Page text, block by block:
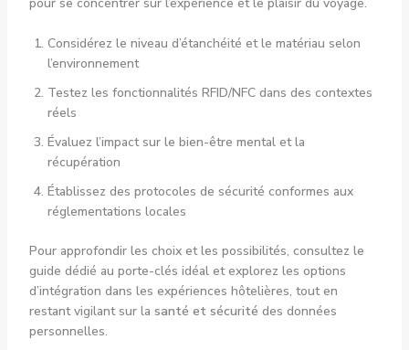
Considérez le niveau d’étanchéité et le matériau selon
l’environnement
Testez les fonctionnalités RFID/NFC dans des contextes
réels
Évaluez l’impact sur le bien-être mental et la
récupération
Établissez des protocoles de sécurité conformes aux
réglementations locales
Pour approfondir les choix et les possibilités, consultez le
guide dédié au porte-clés idéal et explorez les options
d’intégration dans les expériences hôtelières, tout en
restant vigilant sur la santé et sécurité des données
personnelles.